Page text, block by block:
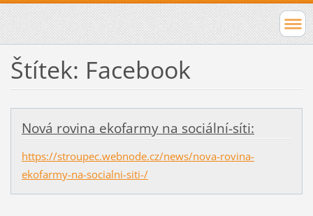
Štítek: Facebook
Nová rovina ekofarmy na sociální-síti:
https://stroupec.webnode.cz/news/nova-rovina-
ekofarmy-na-socialni-siti-/